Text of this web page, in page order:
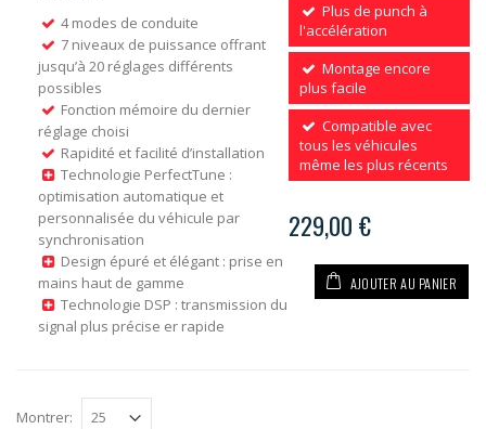
4 modes de conduite
7 niveaux de puissance offrant
jusqu’à 20 réglages différents
possibles
Fonction mémoire du dernier
réglage choisi
Rapidité et facilité d’installation
Technologie PerfectTune :
optimisation automatique et
personnalisée du véhicule par
synchronisation
Design épuré et élégant : prise en
mains haut de gamme
Technologie DSP : transmission du
signal plus précise er rapide
Plus de punch à
l'accélération
Montage encore
plus facile
Compatible avec
tous les véhicules
même les plus récents
229,00 €
AJOUTER AU PANIER
Montrer: